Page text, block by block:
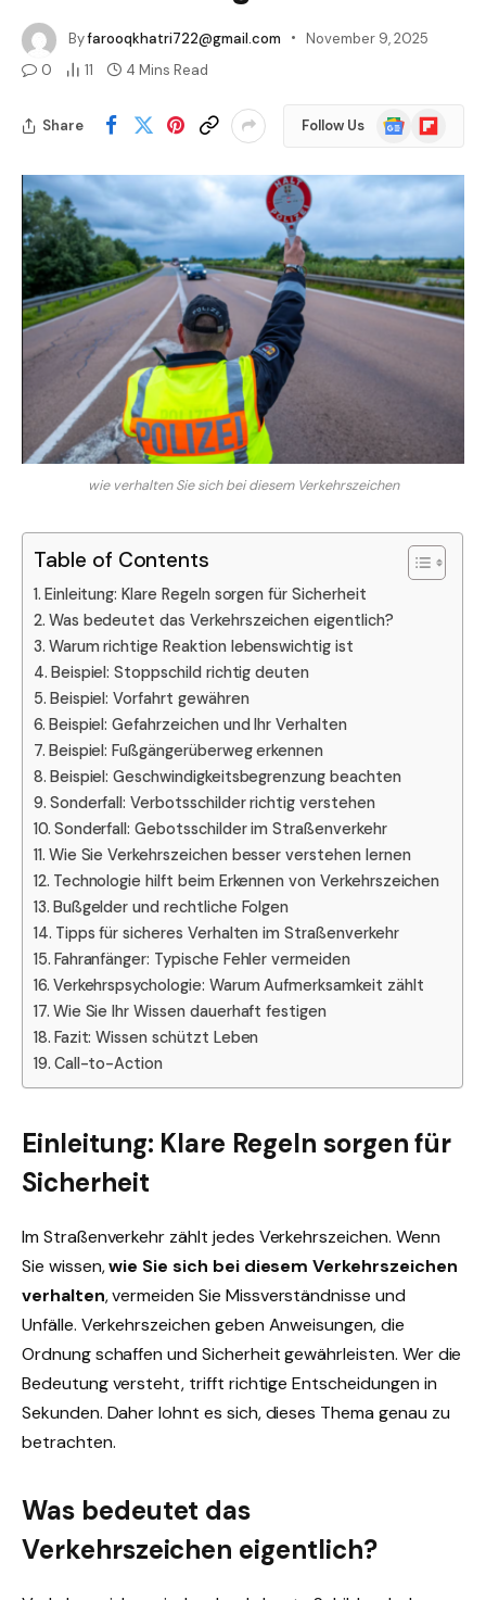
Byfarooqkhatri722@gmail.com
November 9, 2025
0
11 4 Mins Read
Share Follow Us
Google
News
Flipboard
wie verhalten Sie sich bei diesem Verkehrszeichen
Table of Contents
Einleitung: Klare Regeln sorgen für Sicherheit
Was bedeutet das Verkehrszeichen eigentlich?
Warum richtige Reaktion lebenswichtig ist
Beispiel: Stoppschild richtig deuten
Beispiel: Vorfahrt gewähren
Beispiel: Gefahrzeichen und Ihr Verhalten
Beispiel: Fußgängerüberweg erkennen
Beispiel: Geschwindigkeitsbegrenzung beachten
Sonderfall: Verbotsschilder richtig verstehen
Sonderfall: Gebotsschilder im Straßenverkehr
Wie Sie Verkehrszeichen besser verstehen lernen
Technologie hilft beim Erkennen von Verkehrszeichen
Bußgelder und rechtliche Folgen
Tipps für sicheres Verhalten im Straßenverkehr
Fahranfänger: Typische Fehler vermeiden
Verkehrspsychologie: Warum Aufmerksamkeit zählt
Wie Sie Ihr Wissen dauerhaft festigen
Fazit: Wissen schützt Leben
Call-to-Action
Einleitung: Klare Regeln sorgen für
Sicherheit
Im Straßenverkehr zählt jedes Verkehrszeichen. Wenn
Sie wissen,wie Sie sich bei diesem Verkehrszeichen
verhalten, vermeiden Sie Missverständnisse und
Unfälle. Verkehrszeichen geben Anweisungen, die
Ordnung schaffen und Sicherheit gewährleisten. Wer die
Bedeutung versteht, trifft richtige Entscheidungen in
Sekunden. Daher lohnt es sich, dieses Thema genau zu
betrachten.
Was bedeutet das
Verkehrszeichen eigentlich?